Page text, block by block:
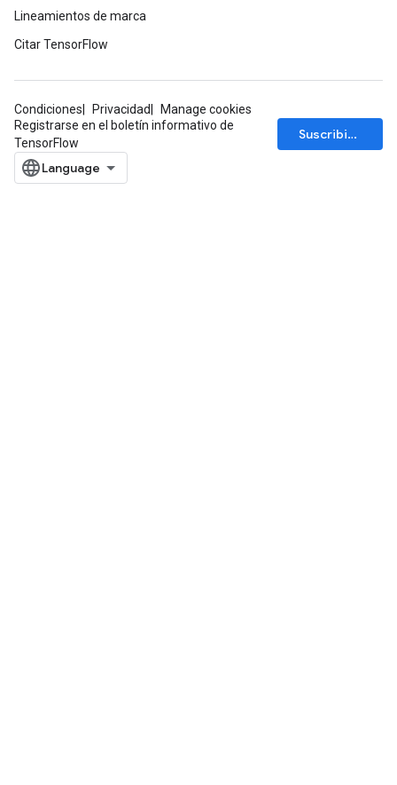
Lineamientos de marca
Citar TensorFlow
Condiciones Privacidad
Manage cookies
Registrarse en el boletín informativo de
TensorFlow
Suscribirse